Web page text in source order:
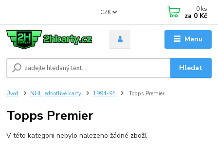
Menu
CZK
Hledat
0 ks
za 0 Kč
Úvod NHL jednotlivé karty 1994-95 Topps Premier
Topps Premier
V této kategorii nebylo nalezeno žádné zboží.